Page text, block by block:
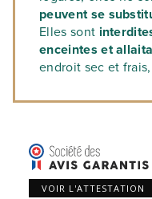
peuvent se
Elles sont
enceintes et
endroit sec et
VOIR L'ATTESTATION